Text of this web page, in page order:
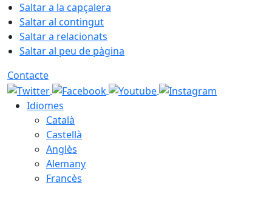
Saltar a la capçalera
Saltar al contingut
Saltar a relacionats
Saltar al peu de pàgina
Contacte
Idiomes
Català
Castellà
Anglès
Alemany
Francès